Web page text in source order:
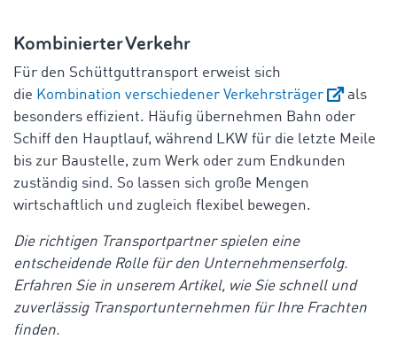
Kombinierter Verkehr
Für den Schüttguttransport erweist sich
die Kombination verschiedener Verkehrsträger
als
besonders effizient. Häufig übernehmen Bahn oder
Schiff den Hauptlauf, während LKW für die letzte Meile
bis zur Baustelle, zum Werk oder zum Endkunden
zuständig sind. So lassen sich große Mengen
wirtschaftlich und zugleich flexibel bewegen.
Die richtigen Transportpartner spielen eine
entscheidende Rolle für den Unternehmenserfolg.
Erfahren Sie in unserem Artikel, wie Sie schnell und
zuverlässig Transportunternehmen für Ihre Frachten
finden.